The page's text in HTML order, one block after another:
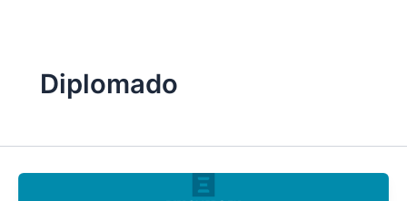
contenidoDiplomado